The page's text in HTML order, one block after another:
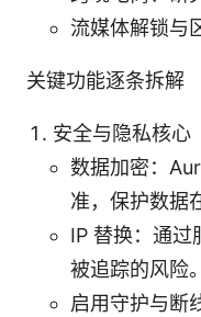
流媒体解锁与
关键功能逐条拆解
安全与隐私核心
数据加密：
准，保护数据
IP 替换：通过
被追踪的风险。
启用守护与断